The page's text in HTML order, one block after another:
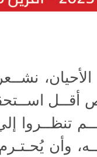
تنظــروا
وأن